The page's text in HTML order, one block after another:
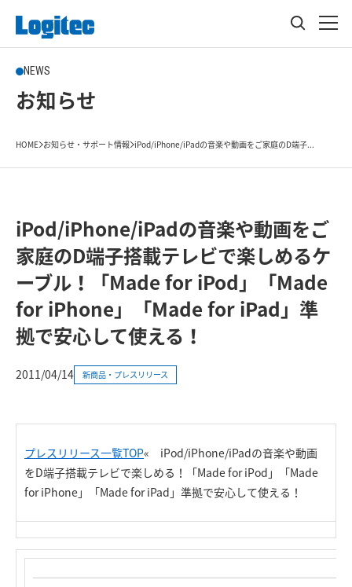
NEWS
お知らせ
HOME お知らせ・サポート情報 iPod/iPhone/iPadの音楽や動画をご家庭のD端子...
iPod/iPhone/iPadの音楽や動画をご
家庭のD端子搭載テレビで楽しめるケ
ーブル！「Made for iPod」「Made
for iPhone」「Made for iPad」準
拠で安心して使える！
2011/04/14 新商品・プレスリリース
プレスリリース一覧TOP« iPod/iPhone/iPadの音楽や動画
をD端子搭載テレビで楽しめる！「Made for iPod」「Made
for iPhone」「Made for iPad」準拠で安心して使える！